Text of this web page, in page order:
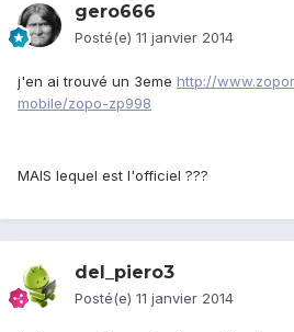
gero666
Posté(e) 11 janvier 2014
j'en ai trouvé un 3eme http://
mobile/zopo-zp998
MAIS lequel est l'officiel ???
del_piero3
Posté(e) 11 janvier 2014